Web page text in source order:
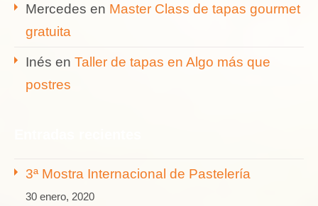
Mercedes en Master Class de tapas gourmet
gratuita
Inés en Taller de tapas en Algo más que
postres
3ª Mostra Internacional de Pastelería
30 enero, 2020